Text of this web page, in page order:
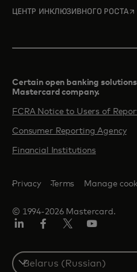
ЦЕНТР ИНКЛЮЗИВНОГО РОСТА
Certain open banking
Mastercard company.​
FCRA Notice to Users of
Consumer Reporting Agency
Financial Institutions
© 1994-2026 Mastercard.
Privacy Terms Manage
Select
a
Twitter)